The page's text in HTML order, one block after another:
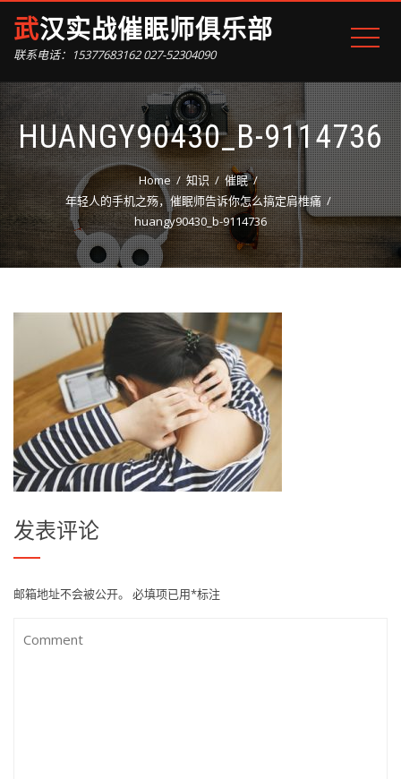
武汉实战催眠师俱乐部
联系电话：15377683162 027-52304090
HUANGY90430_B-9114736
Home 知识
催眠
年轻人的手机之殇，催眠师告诉你怎么搞定肩椎痛
huangy90430_b-9114736
发表评论
邮箱地址不会被公开。 必填项已用*标注